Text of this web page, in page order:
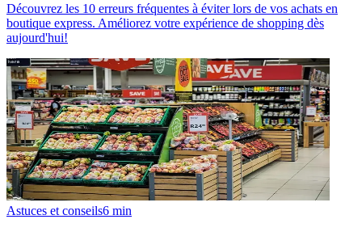
Découvrez les 10 erreurs fréquentes à éviter lors de vos achats en
boutique express. Améliorez votre expérience de shopping dès
aujourd'hui!
Astuces et conseils6 min